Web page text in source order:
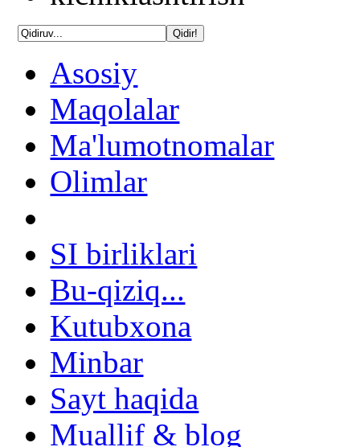
Asosiy
Maqolalar
Ma'lumotnomalar
Olimlar
SI birliklari
Bu-qiziq...
Kutubxona
Minbar
Sayt haqida
Muallif & blog